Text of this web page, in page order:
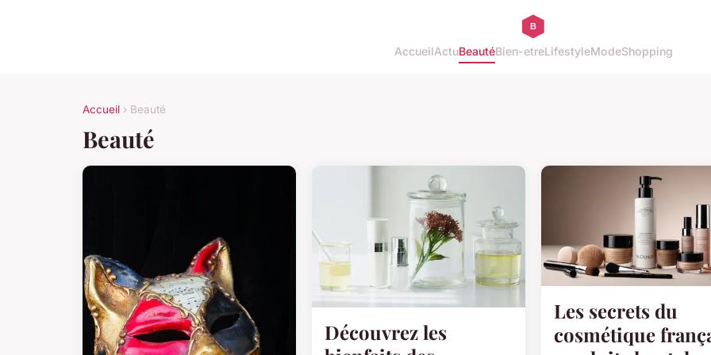
AccueilActuBeautéBien-etreLifestyleModeShopping
Accueil › Beauté
Beauté
Découvrez les
Les secrets du
cosmétique